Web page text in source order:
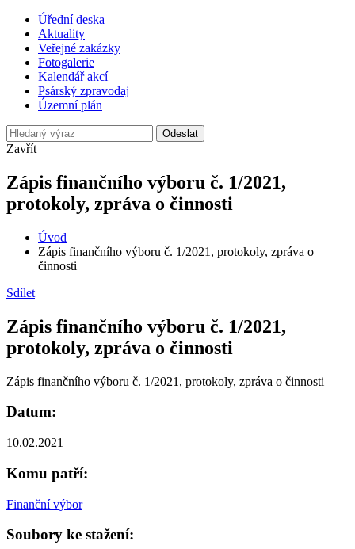
Úřední deska
Aktuality
Veřejné zakázky
Fotogalerie
Kalendář akcí
Psárský zpravodaj
Územní plán
Odeslat
Zavřít
Zápis finančního výboru č. 1/2021,
protokoly, zpráva o činnosti
Úvod
Zápis finančního výboru č. 1/2021, protokoly, zpráva o
činnosti
Sdílet
Zápis finančního výboru č. 1/2021,
protokoly, zpráva o činnosti
Zápis finančního výboru č. 1/2021, protokoly, zpráva o činnosti
Datum:
10.02.2021
Komu patří:
Finanční výbor
Soubory ke stažení: